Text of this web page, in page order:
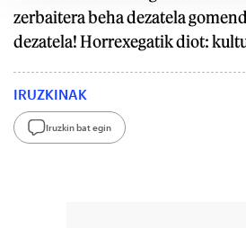
zerbaitera beha dezatela
dezatela! Horrexegatik diot:
IRUZKINAK
Iruzkin bat egin